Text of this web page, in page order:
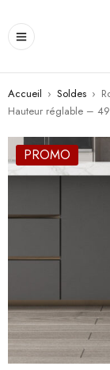
Accueil › Soldes ›
Hauteur réglable –
PROMO